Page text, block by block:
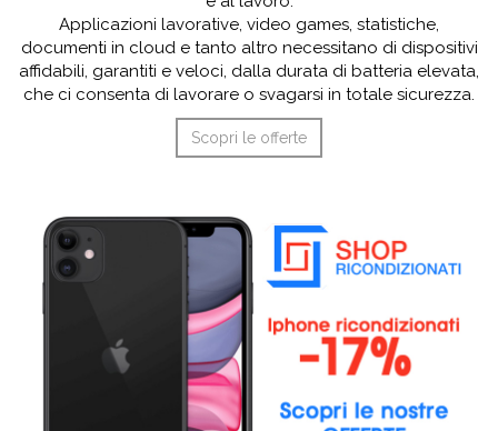
Applicazioni lavorative, video games, statistiche,
documenti in cloud e tanto altro necessitano di dispositivi
affidabili, garantiti e veloci, dalla durata di batteria elevata,
che ci consenta di lavorare o svagarsi in totale sicurezza.
Scopri le offerte